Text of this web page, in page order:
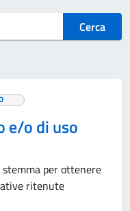
Cerca
e/o di uso
per ottenere
ritenute